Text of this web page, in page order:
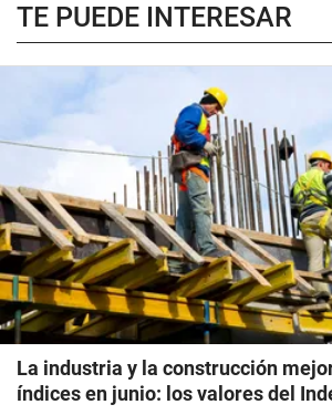
TE PUEDE INTERESAR
La industria y la construcción
índices en junio: los valores del